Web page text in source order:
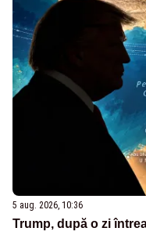
5 aug. 2026, 10:36
Trump, după o zi